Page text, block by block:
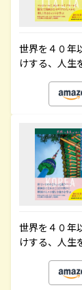
世界を４０年
けする、人生
世界を４０年
けする、人生